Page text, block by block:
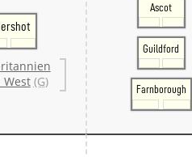
West (G)
Ascot
Guildford
Farnborough